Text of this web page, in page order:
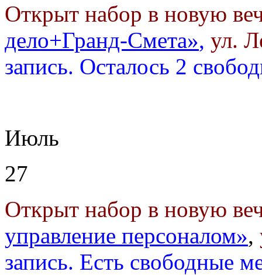
Открыт набор в новую
дело+Гранд-Смета», ул.
запись. Осталось 2
Июль
27
Открыт набор в новую
управление персоналом»,
запись. Есть свободные